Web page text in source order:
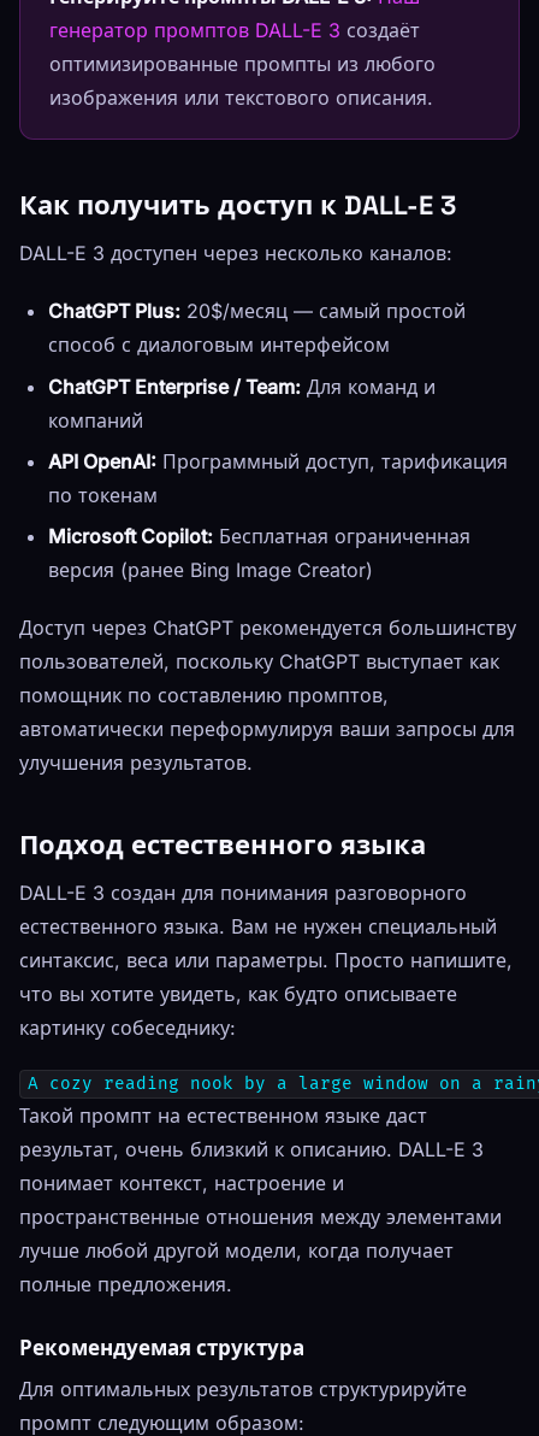
генератор промптов DALL-E 3 создаёт
оптимизированные промпты из любого
изображения или текстового описания.
Как получить доступ к DALL-E 3
DALL-E 3 доступен через несколько каналов:
ChatGPT Plus: 20$/месяц — самый простой
способ с диалоговым интерфейсом
ChatGPT Enterprise / Team: Для команд и
компаний
API OpenAI: Программный доступ, тарификация
по токенам
Microsoft Copilot: Бесплатная ограниченная
версия (ранее Bing Image Creator)
Доступ через ChatGPT рекомендуется большинству
пользователей, поскольку ChatGPT выступает как
помощник по составлению промптов,
автоматически переформулируя ваши запросы для
улучшения результатов.
Подход естественного языка
DALL-E 3 создан для понимания разговорного
естественного языка. Вам не нужен специальный
синтаксис, веса или параметры. Просто напишите,
что вы хотите увидеть, как будто описываете
картинку собеседнику:
A cozy reading nook by a large window on a
Такой промпт на естественном языке даст
результат, очень близкий к описанию. DALL-E 3
понимает контекст, настроение и
пространственные отношения между элементами
лучше любой другой модели, когда получает
полные предложения.
Рекомендуемая структура
Для оптимальных результатов структурируйте
промпт следующим образом: